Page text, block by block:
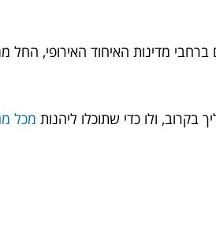
ברחבי מדינות האיחוד האירופי,
בקרוב, ולו כדי שתוכלו ליהנות מכל